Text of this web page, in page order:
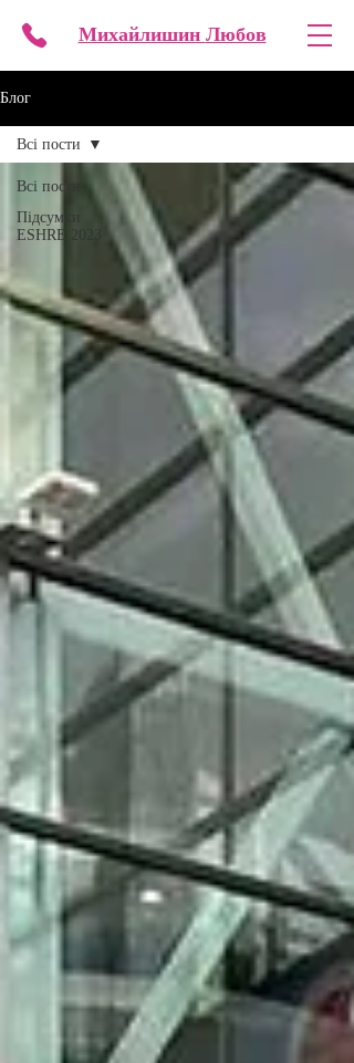
Михайлишин Любов
Блог
Всі пости
Підсумки
ESHRE 2023
Всі пости